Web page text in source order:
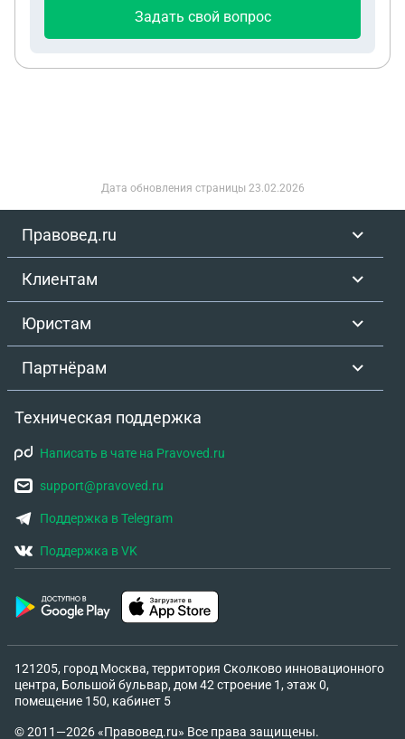
арест на половину и что мне делать тогда ? Денег
у брата нет для погашения долга.
Задать свой вопрос
Дата обновления страницы 23.02.2026
Правовед.ru
Клиентам
Юристам
Партнёрам
Техническая поддержка
Написать в чате на Pravoved.ru
support@pravoved.ru
Поддержка в Telegram
Поддержка в VK
121205, город Москва, территория Сколково инновационного
центра, Большой бульвар, дом 42 строение 1, этаж 0,
помещение 150, кабинет 5
© 2011—2026 «Правовед.ru» Все права защищены.